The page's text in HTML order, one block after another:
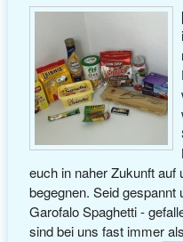
euch in naher Zukunft
begegnen. Seid gespannt
Garofalo Spaghetti -
sind bei uns fast immer